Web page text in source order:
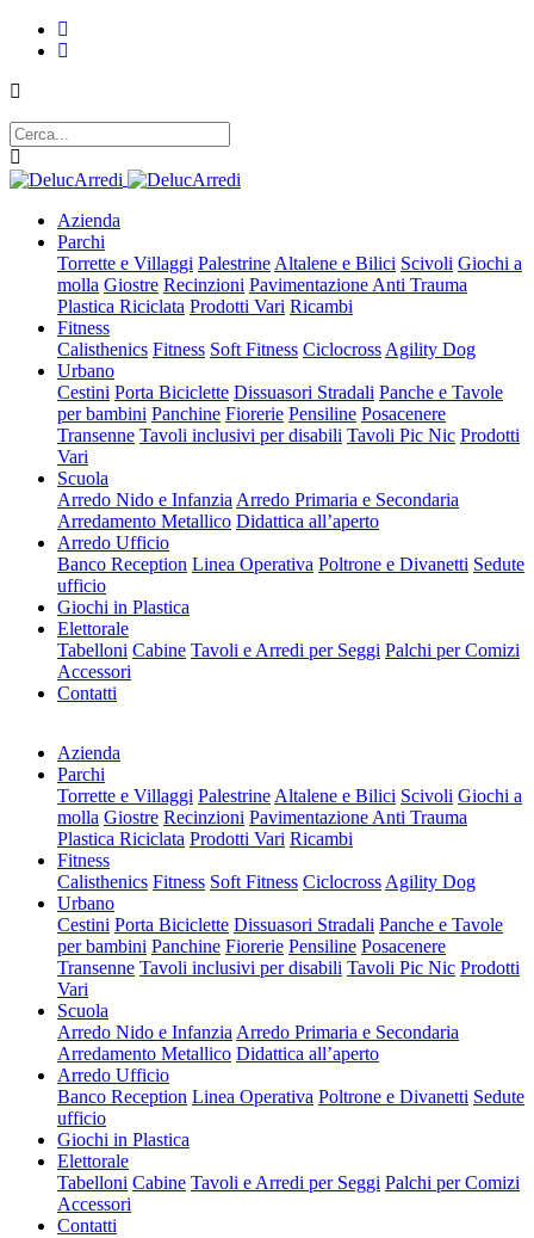
Azienda
Parchi
Torrette e Villaggi Palestrine Altalene e Bilici Scivoli Giochi a
molla Giostre Recinzioni Pavimentazione Anti Trauma
Plastica Riciclata Prodotti Vari Ricambi
Fitness
Calisthenics Fitness Soft Fitness Ciclocross Agility Dog
Urbano
Cestini Porta Biciclette Dissuasori Stradali Panche e Tavole
per bambini Panchine Fiorerie Pensiline Posacenere
Transenne Tavoli inclusivi per disabili Tavoli Pic Nic Prodotti
Vari
Scuola
Arredo Nido e Infanzia Arredo Primaria e Secondaria
Arredamento Metallico Didattica all’aperto
Arredo Ufficio
Banco Reception Linea Operativa Poltrone e Divanetti Sedute
ufficio
Giochi in Plastica
Elettorale
Tabelloni Cabine Tavoli e Arredi per Seggi Palchi per Comizi
Accessori
Contatti
Azienda
Parchi
Torrette e Villaggi Palestrine Altalene e Bilici Scivoli Giochi a
molla Giostre Recinzioni Pavimentazione Anti Trauma
Plastica Riciclata Prodotti Vari Ricambi
Fitness
Calisthenics Fitness Soft Fitness Ciclocross Agility Dog
Urbano
Cestini Porta Biciclette Dissuasori Stradali Panche e Tavole
per bambini Panchine Fiorerie Pensiline Posacenere
Transenne Tavoli inclusivi per disabili Tavoli Pic Nic Prodotti
Vari
Scuola
Arredo Nido e Infanzia Arredo Primaria e Secondaria
Arredamento Metallico Didattica all’aperto
Arredo Ufficio
Banco Reception Linea Operativa Poltrone e Divanetti Sedute
ufficio
Giochi in Plastica
Elettorale
Tabelloni Cabine Tavoli e Arredi per Seggi Palchi per Comizi
Accessori
Contatti